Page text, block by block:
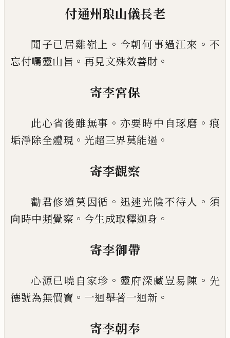
付通州琅山儀長老
聞子已居雞嶺上 。 今朝何事過江來 。 不
忘付囑靈山旨 。 再見文殊效善財 。
寄李宮保
此心省後雖無事 。 亦要時中自琢磨 。 痕
垢淨除全體現 。 光超三界莫能過 。
寄李觀察
勸君修道莫因循 。 迅速光陰不待人 。 須
向時中頻覺察 。 今生成取釋迦身 。
寄李御帶
心源已曉自家珍 。 靈府深藏豈易陳 。 先
德號為無價寶 。 一迴舉著一迴新 。
寄李朝奉